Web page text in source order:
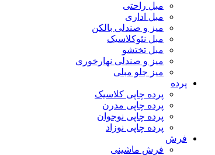
مبل راحتی
مبل اداری
میز و صندلی بالکن
مبل نئوکلاسیک
مبل تختشو
میز و صندلی نهارخوری
میز جلو مبلی
پرده
پرده چاپی کلاسیک
پرده چاپی مدرن
پرده چاپی نوجوان
پرده چاپی نوزاد
فرش
فرش ماشینی